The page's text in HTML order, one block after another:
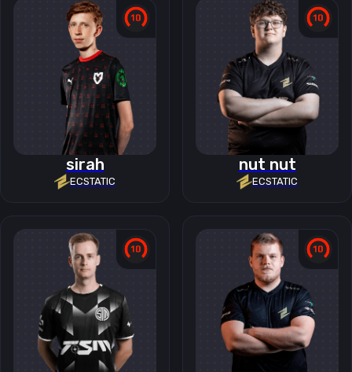
sirah
ECSTATIC
nut nut
ECSTATIC